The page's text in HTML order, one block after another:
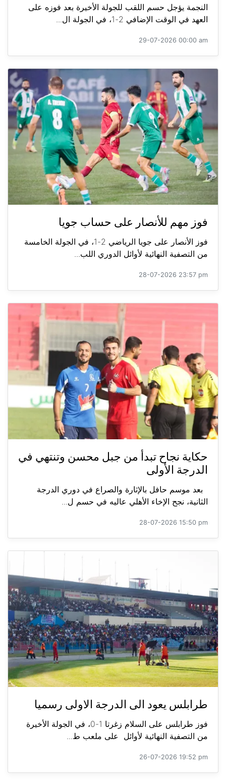
النجمة يؤجل حسم اللقب للجولة الأخيرة بعد فوزه على
العهد في الوقت الإضافي 2-1، في الجولة ال...
29-07-2026 00:00 am
فوز مهم للأنصار على حساب جويا
فوز الأنصار على جويا الرياضي 2-1، في الجولة الخامسة
من التصفية النهائية لأوائل الدوري اللب...
28-07-2026 23:57 pm
حكاية نجاح تبدأ من جبل محسن وتنتهي في
الدرجة الأولى
بعد موسم حافل بالإثارة والصراع في دوري الدرجة
الثانية، نجح الإخاء الأهلي عاليه في حسم ل...
28-07-2026 15:50 pm
طرابلس يعود الى الدرجة الاولى رسميا
فوز طرابلس على السلام زغرتا 1-0، في الجولة الأخيرة
من التصفية النهائية لأوائل على ملعب ط...
26-07-2026 19:52 pm